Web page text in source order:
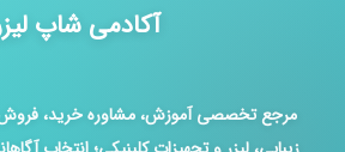
آکادمی شاپ لیزر
تخصصی آموزش، مشاوره خرید، فروش و بررسی